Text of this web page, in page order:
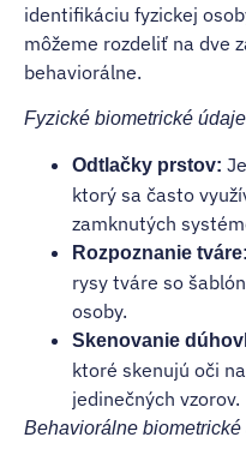
identifikáciu fyzickej
môžeme rozdeliť na dve
behaviorálne.
Fyzické biometrické údaje
Odtlačky prstov:
ktorý sa často
zamknutých
Rozpoznanie tváre:
rysy tváre so
osoby.
Skenovanie
ktoré skenujú oči
jedinečných vzorov.
Behaviorálne biometrické